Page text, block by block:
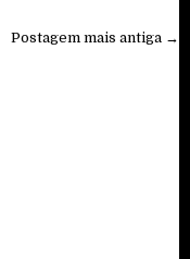
Postagem mais antiga →